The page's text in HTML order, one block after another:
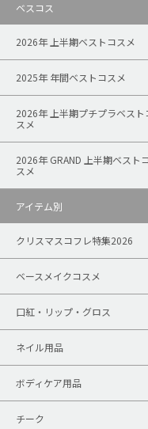
ベスコス
2026年 上半期ベストコスメ
2025年 年間ベストコスメ
2026年 上半期プチプラベスト
スメ
2026年 GRAND 上半期ベスト
スメ
アイテム別
クリスマスコフレ特集2026
ベースメイクコスメ
口紅・リップ・グロス
ネイル用品
ボディケア用品
チーク